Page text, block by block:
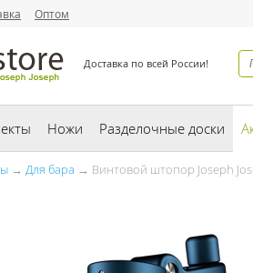
Оптом
Доставка по всей России!
Ножи Разделочные доски
→ Для бара → Винтовой штопор Joseph